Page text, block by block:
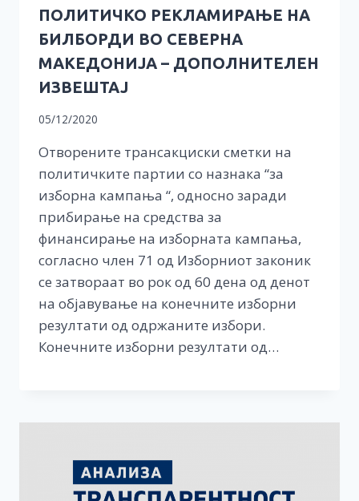
ПОЛИТИЧКО РЕКЛАМИРАЊЕ НА
БИЛБОРДИ ВО СЕВЕРНА
МАКЕДОНИЈА – ДОПОЛНИТЕЛЕН
ИЗВЕШТАЈ
05/12/2020
Отворените трансакциски сметки на
политичките партии со назнака “за
изборна кампања “, односно заради
прибирање на средства за
финансирање на изборната кампања,
согласно член 71 од Изборниот законик
се затвораат во рок од 60 дена од денот
на објавување на конечните изборни
резултати од одржаните избори.
Конечните изборни резултати од…